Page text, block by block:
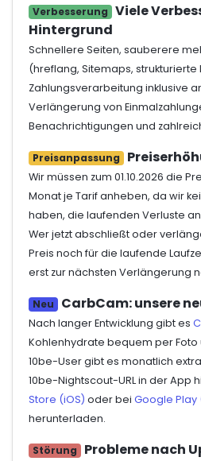
Verbesserung Viele
Hintergrund
Schnellere Seiten, sauberere
(hreflang, Sitemaps,
Zahlungsverarbeitung inklusive
Verlängerung von
Benachrichtigungen und
Preisanpassung
Wir müssen zum 01.10.2026 die
Monat je Tarif anheben, da wir
haben, die laufenden Verluste
Wer jetzt abschließt oder
Preis noch für die laufende
erst zur nächsten Verlängerung
Neu CarbCam: unsere
Nach langer Entwicklung gibt es
Kohlenhydrate bequem per Foto
10be-User gibt es monatlich
10be-Nightscout-URL in der App
Store (iOS) oder bei Google Play
herunterladen.
Störung Probleme nach